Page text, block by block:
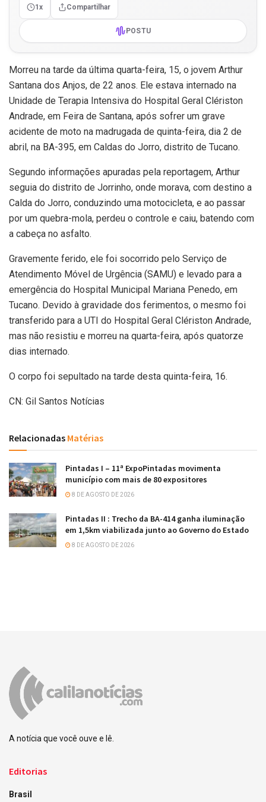
1x Compartilhar
POSTU
Morreu na tarde da última quarta-feira, 15, o jovem Arthur
Santana dos Anjos, de 22 anos. Ele estava internado na
Unidade de Terapia Intensiva do Hospital Geral Clériston
Andrade, em Feira de Santana, após sofrer um grave
acidente de moto na madrugada de quinta-feira, dia 2 de
abril, na BA-395, em Caldas do Jorro, distrito de Tucano.
Segundo informações apuradas pela reportagem, Arthur
seguia do distrito de Jorrinho, onde morava, com destino a
Calda do Jorro, conduzindo uma motocicleta, e ao passar
por um quebra-mola, perdeu o controle e caiu, batendo com
a cabeça no asfalto.
Gravemente ferido, ele foi socorrido pelo Serviço de
Atendimento Móvel de Urgência (SAMU) e levado para a
emergência do Hospital Municipal Mariana Penedo, em
Tucano. Devido à gravidade dos ferimentos, o mesmo foi
transferido para a UTI do Hospital Geral Clériston Andrade,
mas não resistiu e morreu na quarta-feira, após quatorze
dias internado.
O corpo foi sepultado na tarde desta quinta-feira, 16.
CN: Gil Santos Notícias
Relacionadas Matérias
Pintadas I – 11ª ExpoPintadas movimenta
município com mais de 80 expositores
8 DE AGOSTO DE 2026
Pintadas II : Trecho da BA-414 ganha iluminação
em 1,5km viabilizada junto ao Governo do Estado
8 DE AGOSTO DE 2026
A notícia que você ouve e lê.
Editorias
Brasil